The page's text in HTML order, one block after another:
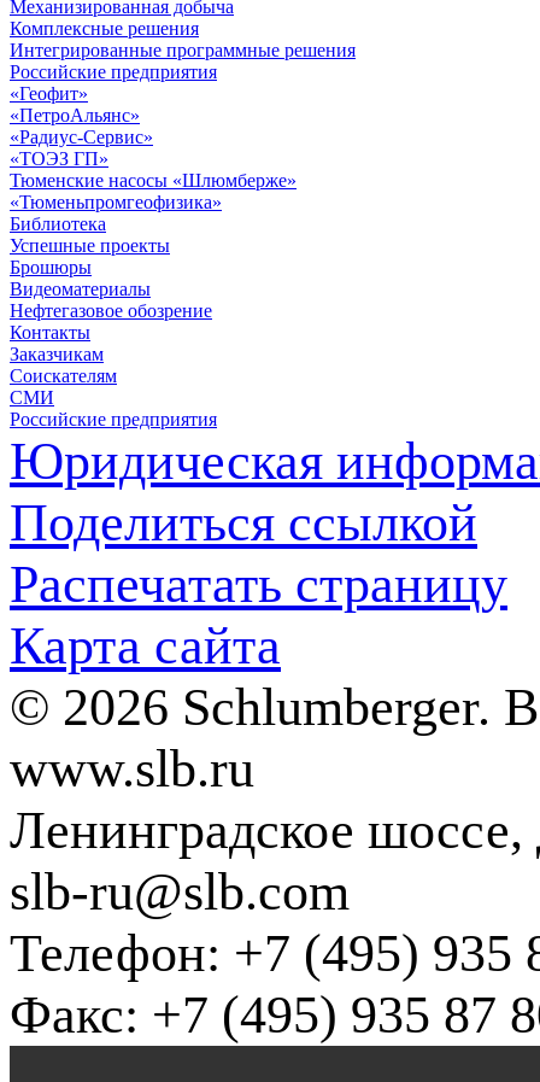
Механизированная добыча
Комплексные решения
Интегрированные программные решения
Российские предприятия
«Геофит»
«ПетроАльянс»
«Радиус-Сервис»
«ТОЭЗ ГП»
Тюменские насосы «Шлюмберже»
«Тюменьпромгеофизика»
Библиотека
Успешные проекты
Брошюры
Видеоматериалы
Нефтегазовое обозрение
Контакты
Заказчикам
Соискателям
СМИ
Российские предприятия
Юридическая
Поделиться ссылкой
Распечатать страницу
Карта сайта
© 2026 Schlumberger.
www.slb.ru
Ленинградское
slb-ru@slb.com
Телефон: +7 (495) 935
Факс: +7 (495) 935 87